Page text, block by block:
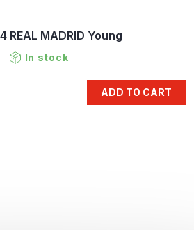
REAL MADRID Young
In stock
ADD TO CART